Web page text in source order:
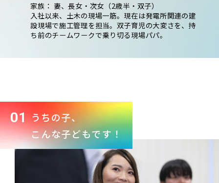
家族： 妻、長女・次女（2歳半・双子）
入社以来、土木の現場一筋。現在は発電所関連の建
設現場で施工管理を担当。双子育児の大変さを、持
ち前のチームワークで乗り切る現場パパ。
01 うちの子、
こんな子どもです！